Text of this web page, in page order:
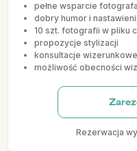
pełne wsparcie fotografa
dobry humor i
10 szt. fotografii w pliku
propozycje stylizacji
konsultacje
możliwość obecności
Rezerwacja